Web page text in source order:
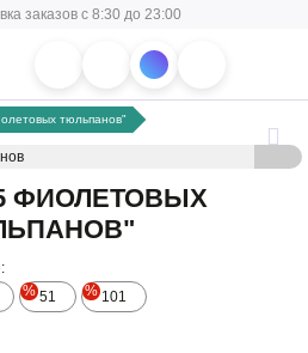
заказов с 8:30 до 23:00
тюльпанов"
ФИОЛЕТОВЫХ
% 51 % 101